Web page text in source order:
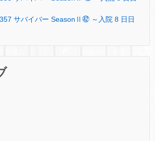
サバイバー SeasonⅡ㊷ ～入院 8 日日